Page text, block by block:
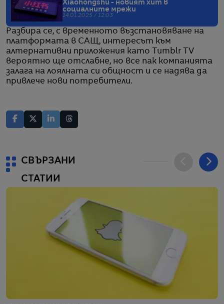
Xiaohongshu - новият хит в
социалните мрежи
14.01.2025 / 12:03
Разбира се, с временното възстановяване на
платформата в САЩ, интересът към
алтернативни приложения като Tumblr TV
вероятно ще отслабне, но все пак компанията
залага на лоялната си общност и се надява да
привлече нови потребители.
СВЪРЗАНИ
СТАТИИ